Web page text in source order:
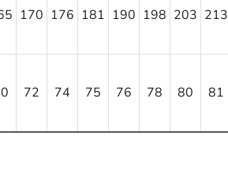
170 176 181 190 198 203 213
72 74 75 76 78 80 81